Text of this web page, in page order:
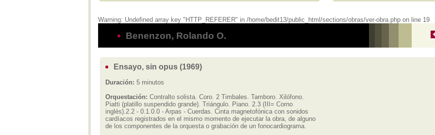
Warning: Undefined array key "HTTP_REFERER" in /home/bedit13/public_html/sections/obras/ver-obra.php on line 19
Benenzon, Rolando O.
Ensayo, sin opus (1969)
Duración: 5 minutos
Orquestación: Contralto solista. Coro. 2 Timbales. Tamboro. Xilófono.
Piatti (platillo suspendido grande). Triángulo. Piano. 2.3 (III= Corno
inglés).2.2 - 0.1.0.0 - Arpas - Cuerdas. Cinta magnetofónica con sonidos
cardíacos registrados en el mismo momento de ejecutar la obra, de alguno
de los componentes de la orquesta o grabación de un fonocardiograma.